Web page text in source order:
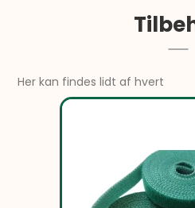
Her kan findes lidt af hvert